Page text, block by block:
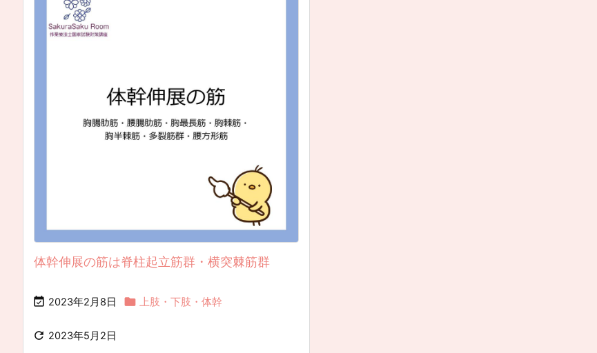
体幹伸展の筋は脊柱起立筋群・横突棘筋群
 2023年2月8日  上肢・下肢・体幹
 2023年5月2日